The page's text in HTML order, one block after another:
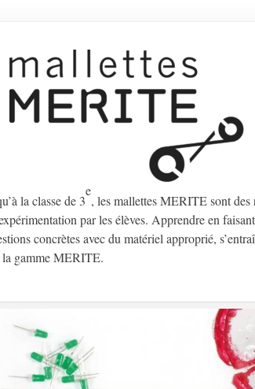
la classe de 3
e
, les mallettes MERITE sont des
par les élèves. Apprendre en
concrètes avec du matériel approprié,
gamme MERITE.